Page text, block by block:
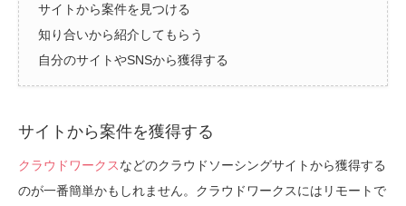
サイトから案件を見つける
知り合いから紹介してもらう
自分のサイトやSNSから獲得する
サイトから案件を獲得する
クラウドワークスなどのクラウドソーシングサイトから獲得する
のが一番簡単かもしれません。クラウドワークスにはリモートで